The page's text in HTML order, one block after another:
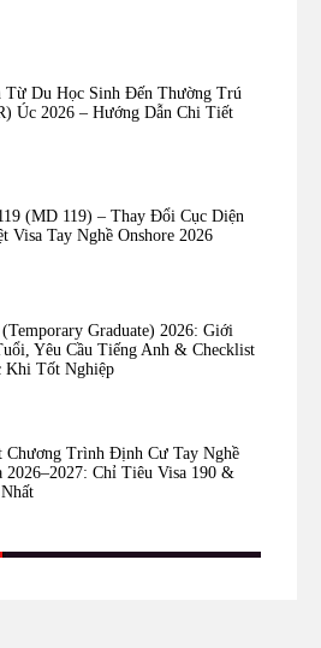
Du Học Sinh Đến Thường Trú
Úc 2026 – Hướng Dẫn Chi Tiết
(MD 119) – Thay Đổi Cục Diện
Visa Tay Nghề Onshore 2026
Graduate) 2026: Giới
Yêu Cầu Tiếng Anh & Checklist
Khi Tốt Nghiệp
Chương Trình Định Cư Tay Nghề
2026–2027: Chỉ Tiêu Visa 190 &